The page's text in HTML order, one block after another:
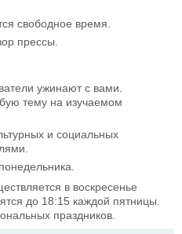
свободное время.
прессы.
ужинают с вами.
тему на изучаемом
и социальных
в воскресенье
до 18:15 каждой пятницы.
праздников.